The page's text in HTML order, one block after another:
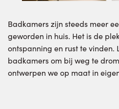
Badkamers zijn steeds meer
geworden in huis. Het is de
ontspanning en rust te vinden.
badkamers om bij weg te
ontwerpen we op maat in